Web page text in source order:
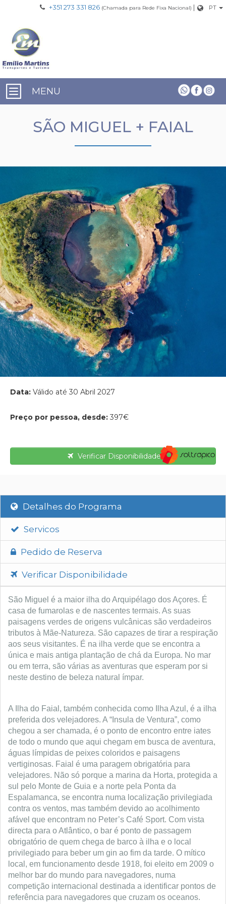
+351 273 331 826 (Chamada para Rede Fixa Nacional) | PT
MENU
SÃO MIGUEL + FAIAL
Data: Válido até 30 Abril 2027
Preço por pessoa, desde: 397€
Verificar Disponibilidade
Detalhes do Programa
Servicos
Pedido de Reserva
Verificar Disponibilidade
São Miguel é a maior ilha do Arquipélago dos Açores. É
casa de fumarolas e de nascentes termais. As suas
paisagens verdes de origens vulcânicas são verdadeiros
tributos à Mãe-Natureza. São capazes de tirar a respiração
aos seus visitantes. É na ilha verde que se encontra a
única e mais antiga plantação de chá da Europa. No mar
ou em terra, são várias as aventuras que esperam por si
neste destino de beleza natural ímpar.
A Ilha do Faial, também conhecida como Ilha Azul, é a ilha
preferida dos velejadores. A “Insula de Ventura”, como
chegou a ser chamada, é o ponto de encontro entre iates
de todo o mundo que aqui chegam em busca de aventura,
águas límpidas de peixes coloridos e paisagens
vertiginosas. Faial é uma paragem obrigatória para
velejadores. Não só porque a marina da Horta, protegida a
sul pelo Monte de Guia e a norte pela Ponta da
Espalamanca, se encontra numa localização privilegiada
contra os ventos, mas também devido ao acolhimento
afável que encontram no Peter’s Café Sport. Com vista
directa para o Atlântico, o bar é ponto de passagem
obrigatório de quem chega de barco à ilha e o local
privilegiado para beber um gin ao fim da tarde. O mítico
local, em funcionamento desde 1918, foi eleito em 2009 o
melhor bar do mundo para navegadores, numa
competição internacional destinada a identificar pontos de
referência para navegadores que cruzam os oceanos.